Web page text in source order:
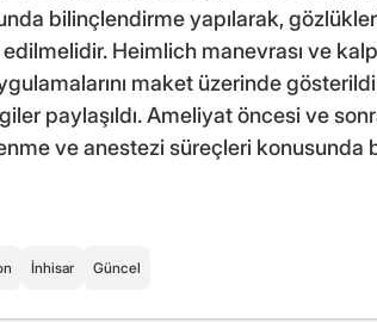
bilinçlendirme yapılarak,
Heimlich manevrası ve
maket üzerinde
paylaşıldı. Ameliyat öncesi ve
ve anestezi süreçleri konusunda
İnhisar Güncel